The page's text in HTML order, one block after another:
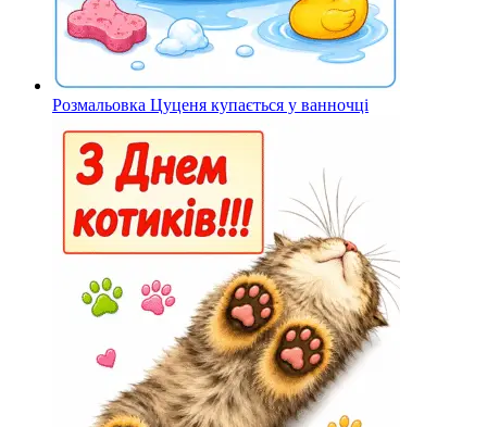
Розмальовка Цуценя купається у ванночці